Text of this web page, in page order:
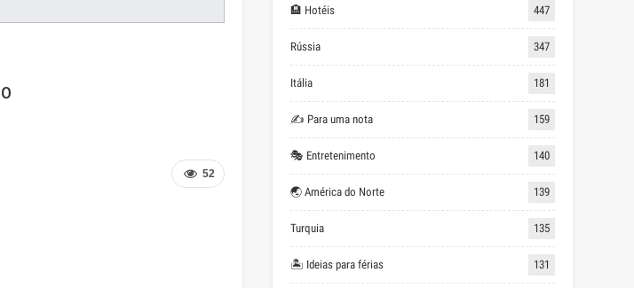
52
🏨 Hotéis 447
Rússia 347
Itália 181
✍ Para uma nota 159
🎭 Entretenimento 140
🌏 América do Norte 139
Turquia 135
🏝 Ideias para férias 131